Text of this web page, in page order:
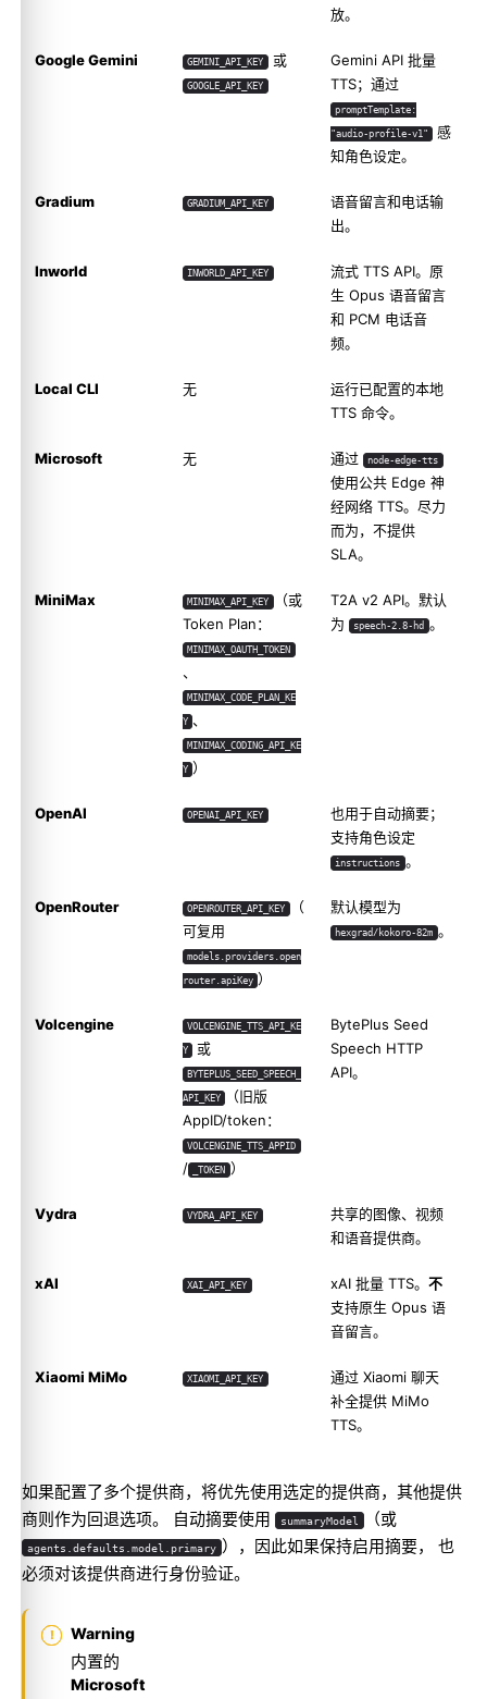
放。
Google Gemini GEMINI_API_KEY 或
GOOGLE_API_KEY
Gemini API 批量
TTS；通过
promptTemplate:
"audio-profile-v1"
感
知角色设定。
Gradium GRADIUM_API_KEY
语音留言和电话输
出。
Inworld INWORLD_API_KEY
流式 TTS API。原
生 Opus 语音留言
和 PCM 电话音
频。
Local CLI 无
运行已配置的本地
TTS 命令。
Microsoft 无 通过 node-edge-tts
使用公共 Edge 神
经网络 TTS。尽力
而为，不提供
SLA。
MiniMax MINIMAX_API_KEY （或
Token Plan：
MINIMAX_OAUTH_TOKEN
、
MINIMAX_CODE_PLAN_KE
Y 、
MINIMAX_CODING_API_KE
Y ）
T2A v2 API。默认
为
speech-2.8-hd 。
OpenAI OPENAI_API_KEY
也用于自动摘要；
支持角色设定
instructions 。
OpenRouter OPENROUTER_API_KEY （
可复用
models.providers.open
router.apiKey ）
默认模型为
hexgrad/kokoro-82m 。
Volcengine VOLCENGINE_TTS_API_KE
Y 或
BYTEPLUS_SEED_SPEECH_
API_KEY
（旧版
AppID/token：
VOLCENGINE_TTS_APPID
/ _TOKEN ）
BytePlus Seed
Speech HTTP
API。
Vydra VYDRA_API_KEY
共享的图像、视频
和语音提供商。
xAI XAI_API_KEY xAI 批量 TTS。 不
支持原生 Opus 语
音留言。
Xiaomi MiMo XIAOMI_API_KEY
通过 Xiaomi 聊天
补全提供 MiMo
TTS。
如果配置了多个提供商，将优先使用选定的提供商，其他提供
商则作为回退选项。 自动摘要使用
summaryModel （或
agents.defaults.model.primary ），因此如果保持启用摘要， 也
必须对该提供商进行身份验证。
Warning
内置的
Microsoft